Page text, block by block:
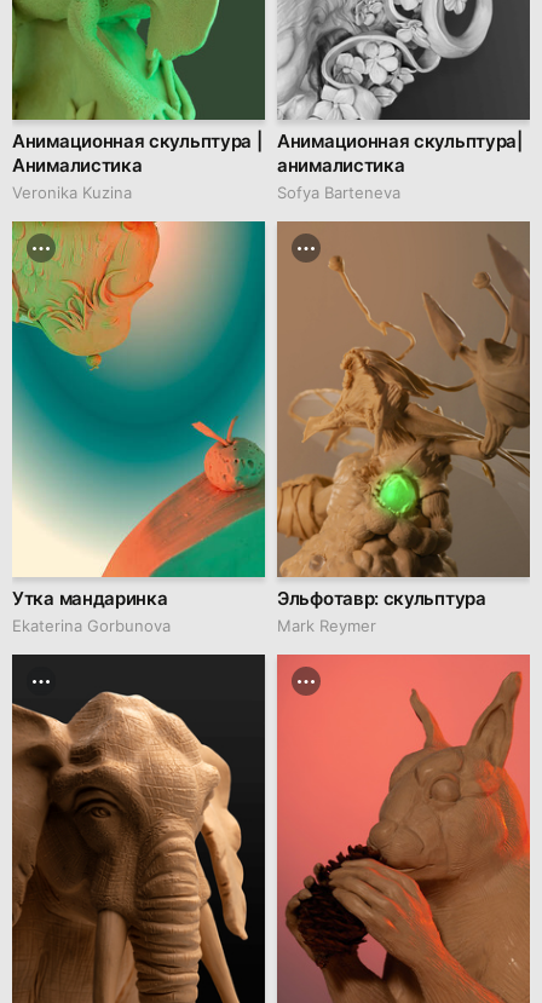
Анимационная скульптура |
Анималистика
Veronika Kuzina
Анимационная скульптура|
анималистика
Sofya Barteneva
Утка мандаринка
Ekaterina Gorbunova
Эльфотавр: скульптура
Mark Reymer